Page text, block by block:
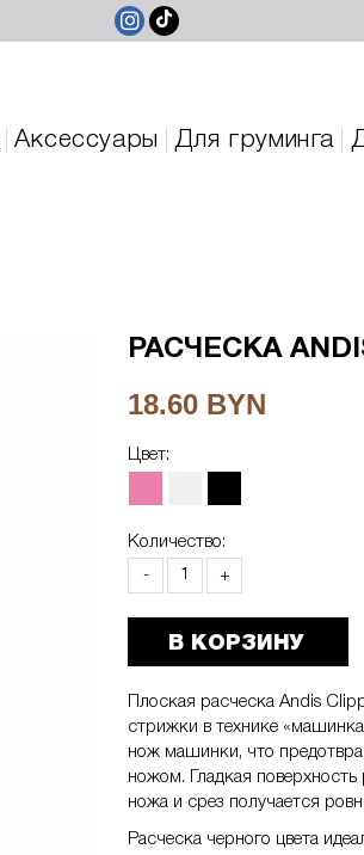
Аксессуары Для груминга
РАСЧЕСКА
18.60 BYN
Цвет:
Количество:
- +
В КОРЗИНУ
Плоская расческа Andis
стрижки в технике
нож машинки, что
ножом. Гладкая
ножа и срез получается
Расческа черного цвета